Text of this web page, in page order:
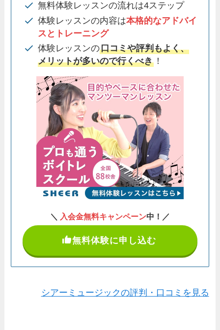
無料体験レッスンの流れは4ステップ
体験レッスンの内容は本格的なアドバイ
スとトレーニング
体験レッスンの口コミや評判もよく、
メリットが多いので行くべき ！
＼ 入会金無料キャンペーン中！／
無料体験に申し込む
シアーミュージックの評判・口コミを見る